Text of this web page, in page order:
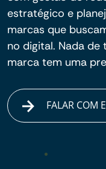
estratégico e
marcas que
no digital. Nada
marca tem uma
FALAR COM